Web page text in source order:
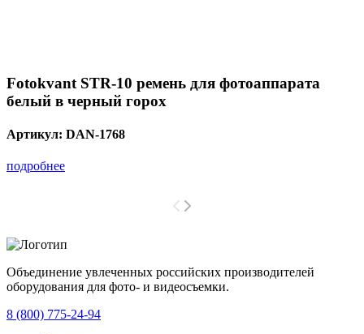
Fotokvant STR-10 ремень для фотоаппарата
белый в черный горох
Артикул: DAN-1768
подробнее
Объединение увлеченных российских производителей
оборудования для фото- и видеосъемки.
8 (800) 775-24-94